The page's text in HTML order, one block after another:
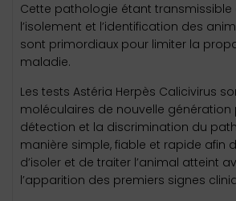
Cette pathologie étant transmissible
l’isolement et l’identification des
sont primordiaux pour limiter la
maladie.
Les tests Astéria Herpès Calicivirus
moléculaires de nouvelle
détection et la discrimination du
manière simple, fiable et rapide afin
d’isoler et de traiter l’animal atteint
l’apparition des premiers signes